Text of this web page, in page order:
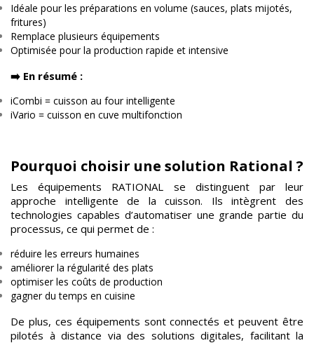
Idéale pour les préparations en volume (sauces, plats mijotés,
fritures)
Remplace plusieurs équipements
Optimisée pour la production rapide et intensive
➡️ En résumé :
iCombi = cuisson au four intelligente
iVario = cuisson en cuve multifonction
Pourquoi choisir une solution Rational ?
Les équipements RATIONAL se distinguent par leur
approche intelligente de la cuisson. Ils intègrent des
technologies capables d’automatiser une grande partie du
processus, ce qui permet de :
réduire les erreurs humaines
améliorer la régularité des plats
optimiser les coûts de production
gagner du temps en cuisine
De plus, ces équipements sont connectés et peuvent être
pilotés à distance via des solutions digitales, facilitant la